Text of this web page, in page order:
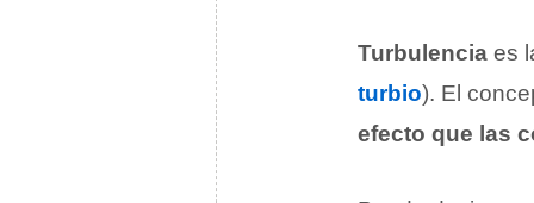
Turbulencia es
turbio). El
efecto que las